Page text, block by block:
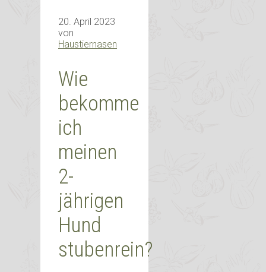
20. April 2023
von
Haustiernasen
Wie
bekomme
ich
meinen
2-
jährigen
Hund
stubenrein?